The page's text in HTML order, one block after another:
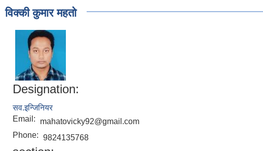
विक्की कुमार महतो
Designation:
सव.इन्जिनियर
Email:
mahatovicky92@gmail.com
Phone: 9824135768